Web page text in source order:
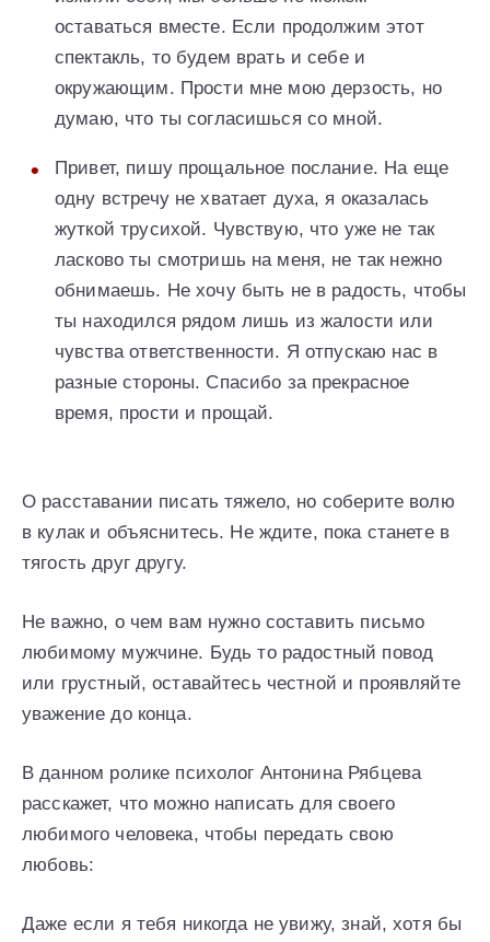
оставаться вместе. Если продолжим этот
спектакль, то будем врать и себе и
окружающим. Прости мне мою дерзость, но
думаю, что ты согласишься со мной.
Привет, пишу прощальное послание. На еще
одну встречу не хватает духа, я оказалась
жуткой трусихой. Чувствую, что уже не так
ласково ты смотришь на меня, не так нежно
обнимаешь. Не хочу быть не в радость, чтобы
ты находился рядом лишь из жалости или
чувства ответственности. Я отпускаю нас в
разные стороны. Спасибо за прекрасное
время, прости и прощай.
О расставании писать тяжело, но соберите волю
в кулак и объяснитесь. Не ждите, пока станете в
тягость друг другу.
Не важно, о чем вам нужно составить письмо
любимому мужчине. Будь то радостный повод
или грустный, оставайтесь честной и проявляйте
уважение до конца.
В данном ролике психолог Антонина Рябцева
расскажет, что можно написать для своего
любимого человека, чтобы передать свою
любовь:
Даже если я тебя никогда не увижу, знай, хотя бы